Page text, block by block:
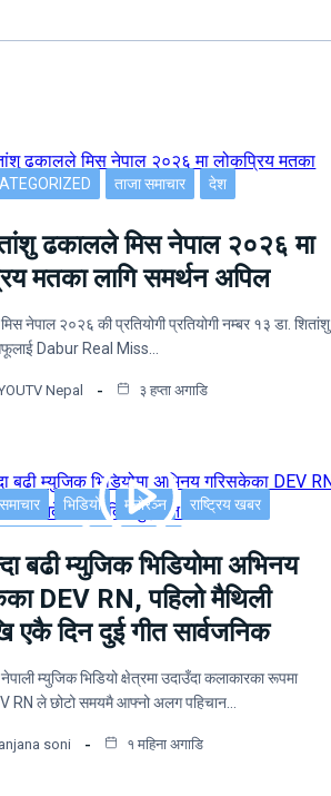
ताजा समाचार देश
ढकालले मिस नेपाल २०२६ मा
मतका लागि समर्थन अपिल
नेपाल २०२६ की प्रतियोगी प्रतियोगी नम्बर १३ डा. शितांशु
Dabur Real Miss…
Nepal ३ हप्ता अगाडि
भिडियो मनोरञ्न राष्ट्रिय खबर
बढी म्युजिक भिडियोमा अभिनय
DEV RN, पहिलो मैथिली
एकै दिन दुई गीत सार्वजनिक
म्युजिक भिडियो क्षेत्रमा उदाउँदा कलाकारका रूपमा
RN ले छोटो समयमै आफ्नो अलग पहिचान…
anjana soni १ महिना अगाडि